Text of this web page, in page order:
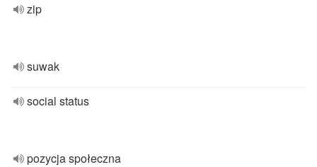
zip
suwak
social status
pozycja społeczna